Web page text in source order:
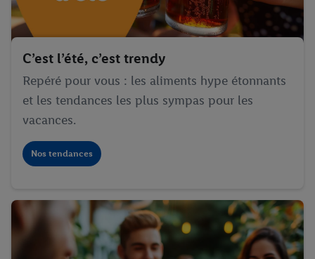
C’est l’été, c’est trendy
Repéré pour vous : les aliments hype étonnants
et les tendances les plus sympas pour les
vacances.
Nos tendances